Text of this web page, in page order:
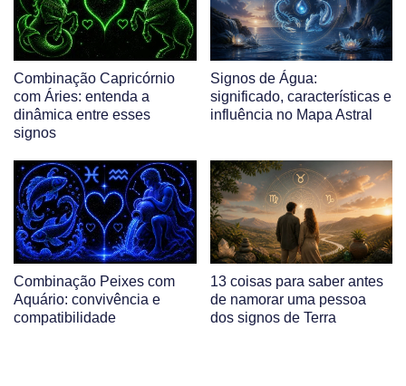
Combinação Capricórnio
com Áries: entenda a
dinâmica entre esses
signos
Signos de Água:
significado, características e
influência no Mapa Astral
Combinação Peixes com
Aquário: convivência e
compatibilidade
13 coisas para saber antes
de namorar uma pessoa
dos signos de Terra